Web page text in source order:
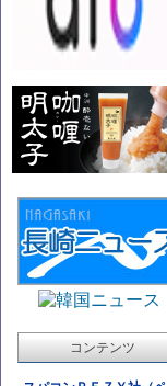
コンテンツ